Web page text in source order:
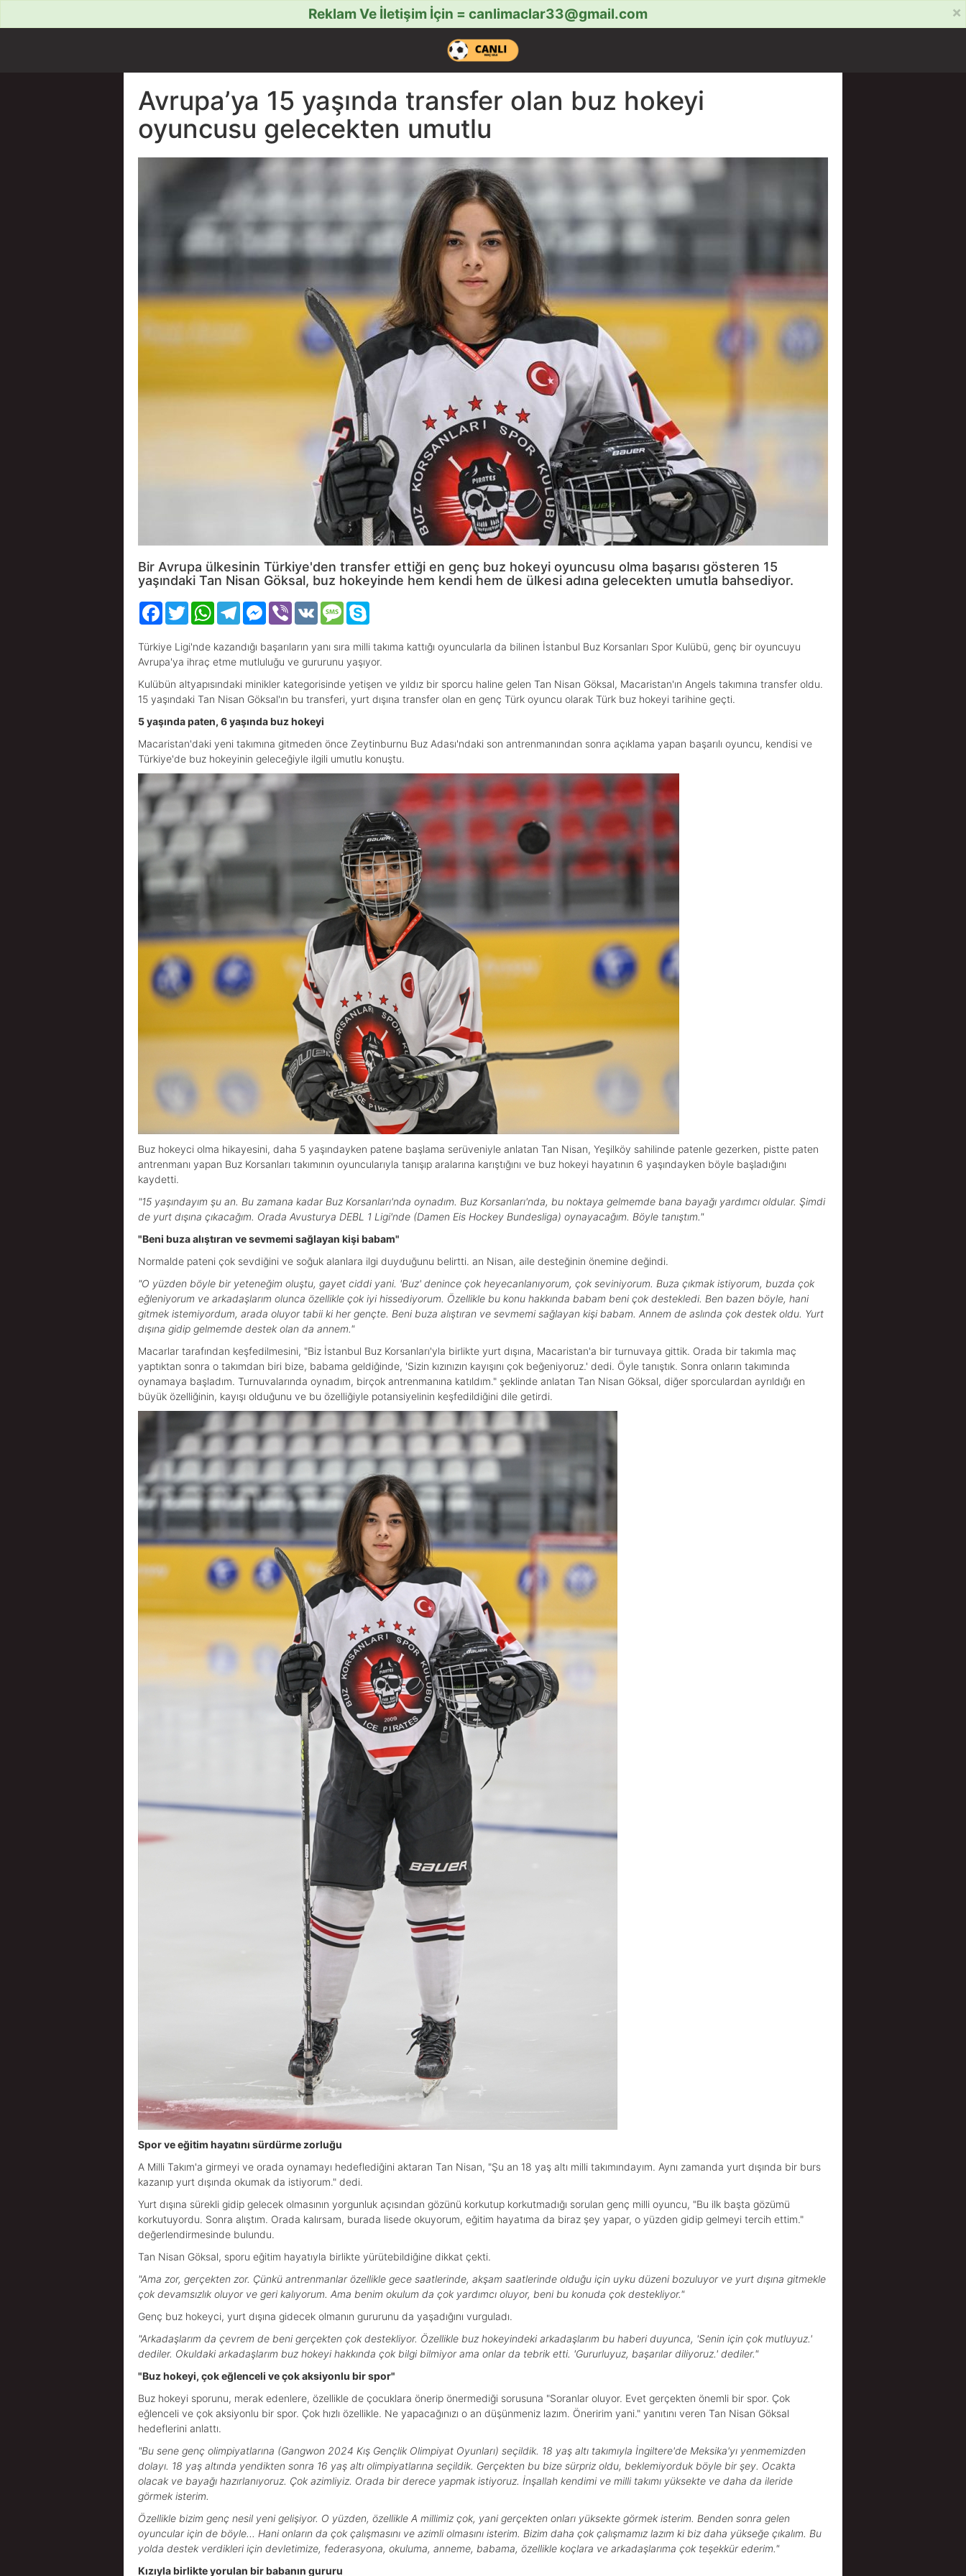
×
Reklam Ve İletişim İçin = canlimaclar33@gmail.com
Avrupa’ya 15 yaşında transfer olan buz hokeyi
oyuncusu gelecekten umutlu
Bir Avrupa ülkesinin Türkiye'den transfer ettiği en genç buz hokeyi oyuncusu olma başarısı gösteren 15
yaşındaki Tan Nisan Göksal, buz hokeyinde hem kendi hem de ülkesi adına gelecekten umutla bahsediyor.
Facebook
TwitterWhatsAppTelegramMessenger
Viber VK Message
Türkiye Ligi'nde kazandığı başarıların yanı sıra milli takıma kattığı oyuncularla da bilinen İstanbul Buz Korsanları Spor Kulübü, genç bir oyuncuyu
Avrupa'ya ihraç etme mutluluğu ve gururunu yaşıyor.
Kulübün altyapısındaki minikler kategorisinde yetişen ve yıldız bir sporcu haline gelen Tan Nisan Göksal, Macaristan'ın Angels takımına transfer oldu.
15 yaşındaki Tan Nisan Göksal'ın bu transferi, yurt dışına transfer olan en genç Türk oyuncu olarak Türk buz hokeyi tarihine geçti.
5 yaşında paten, 6 yaşında buz hokeyi
Macaristan'daki yeni takımına gitmeden önce Zeytinburnu Buz Adası'ndaki son antrenmanından sonra açıklama yapan başarılı oyuncu, kendisi ve
Türkiye'de buz hokeyinin geleceğiyle ilgili umutlu konuştu.
Buz hokeyci olma hikayesini, daha 5 yaşındayken patene başlama serüveniyle anlatan Tan Nisan, Yeşilköy sahilinde patenle gezerken, pistte paten
antrenmanı yapan Buz Korsanları takımının oyuncularıyla tanışıp aralarına karıştığını ve buz hokeyi hayatının 6 yaşındayken böyle başladığını
kaydetti.
"15 yaşındayım şu an. Bu zamana kadar Buz Korsanları'nda oynadım. Buz Korsanları'nda, bu noktaya gelmemde bana bayağı yardımcı oldular. Şimdi
de yurt dışına çıkacağım. Orada Avusturya DEBL 1 Ligi'nde (Damen Eis Hockey Bundesliga) oynayacağım. Böyle tanıştım."
"Beni buza alıştıran ve sevmemi sağlayan kişi babam"
Normalde pateni çok sevdiğini ve soğuk alanlara ilgi duyduğunu belirtti. an Nisan, aile desteğinin önemine değindi.
"O yüzden böyle bir yeteneğim oluştu, gayet ciddi yani. 'Buz' denince çok heyecanlanıyorum, çok seviniyorum. Buza çıkmak istiyorum, buzda çok
eğleniyorum ve arkadaşlarım olunca özellikle çok iyi hissediyorum. Özellikle bu konu hakkında babam beni çok destekledi. Ben bazen böyle, hani
gitmek istemiyordum, arada oluyor tabii ki her gençte. Beni buza alıştıran ve sevmemi sağlayan kişi babam. Annem de aslında çok destek oldu. Yurt
dışına gidip gelmemde destek olan da annem."
Macarlar tarafından keşfedilmesini, "Biz İstanbul Buz Korsanları'yla birlikte yurt dışına, Macaristan'a bir turnuvaya gittik. Orada bir takımla maç
yaptıktan sonra o takımdan biri bize, babama geldiğinde, 'Sizin kızınızın kayışını çok beğeniyoruz.' dedi. Öyle tanıştık. Sonra onların takımında
oynamaya başladım. Turnuvalarında oynadım, birçok antrenmanına katıldım." şeklinde anlatan Tan Nisan Göksal, diğer sporculardan ayrıldığı en
büyük özelliğinin, kayışı olduğunu ve bu özelliğiyle potansiyelinin keşfedildiğini dile getirdi.
Spor ve eğitim hayatını sürdürme zorluğu
A Milli Takım'a girmeyi ve orada oynamayı hedeflediğini aktaran Tan Nisan, "Şu an 18 yaş altı milli takımındayım. Aynı zamanda yurt dışında bir burs
kazanıp yurt dışında okumak da istiyorum." dedi.
Yurt dışına sürekli gidip gelecek olmasının yorgunluk açısından gözünü korkutup korkutmadığı sorulan genç milli oyuncu, "Bu ilk başta gözümü
korkutuyordu. Sonra alıştım. Orada kalırsam, burada lisede okuyorum, eğitim hayatıma da biraz şey yapar, o yüzden gidip gelmeyi tercih ettim."
değerlendirmesinde bulundu.
Tan Nisan Göksal, sporu eğitim hayatıyla birlikte yürütebildiğine dikkat çekti.
"Ama zor, gerçekten zor. Çünkü antrenmanlar özellikle gece saatlerinde, akşam saatlerinde olduğu için uyku düzeni bozuluyor ve yurt dışına gitmekle
çok devamsızlık oluyor ve geri kalıyorum. Ama benim okulum da çok yardımcı oluyor, beni bu konuda çok destekliyor."
Genç buz hokeyci, yurt dışına gidecek olmanın gururunu da yaşadığını vurguladı.
"Arkadaşlarım da çevrem de beni gerçekten çok destekliyor. Özellikle buz hokeyindeki arkadaşlarım bu haberi duyunca, 'Senin için çok mutluyuz.'
dediler. Okuldaki arkadaşlarım buz hokeyi hakkında çok bilgi bilmiyor ama onlar da tebrik etti. 'Gururluyuz, başarılar diliyoruz.' dediler."
"Buz hokeyi, çok eğlenceli ve çok aksiyonlu bir spor"
Buz hokeyi sporunu, merak edenlere, özellikle de çocuklara önerip önermediği sorusuna "Soranlar oluyor. Evet gerçekten önemli bir spor. Çok
eğlenceli ve çok aksiyonlu bir spor. Çok hızlı özellikle. Ne yapacağınızı o an düşünmeniz lazım. Öneririm yani." yanıtını veren Tan Nisan Göksal
hedeflerini anlattı.
"Bu sene genç olimpiyatlarına (Gangwon 2024 Kış Gençlik Olimpiyat Oyunları) seçildik. 18 yaş altı takımıyla İngiltere'de Meksika'yı yenmemizden
dolayı. 18 yaş altında yendikten sonra 16 yaş altı olimpiyatlarına seçildik. Gerçekten bu bize sürpriz oldu, beklemiyorduk böyle bir şey. Ocakta
olacak ve bayağı hazırlanıyoruz. Çok azimliyiz. Orada bir derece yapmak istiyoruz. İnşallah kendimi ve milli takımı yüksekte ve daha da ileride
görmek isterim.
Özellikle bizim genç nesil yeni gelişiyor. O yüzden, özellikle A millimiz çok, yani gerçekten onları yüksekte görmek isterim. Benden sonra gelen
oyuncular için de böyle... Hani onların da çok çalışmasını ve azimli olmasını isterim. Bizim daha çok çalışmamız lazım ki biz daha yükseğe çıkalım. Bu
yolda destek verdikleri için devletimize, federasyona, okuluma, anneme, babama, özellikle koçlara ve arkadaşlarıma çok teşekkür ederim."
Kızıyla birlikte yorulan bir babanın gururu